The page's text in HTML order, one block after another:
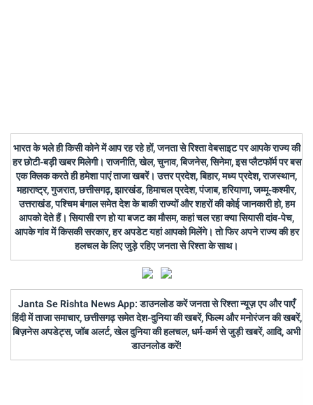
भारत के भले ही किसी कोने में आप रह रहे हों, जनता से रिश्ता वेबसाइट पर आपके राज्य की
हर छोटी-बड़ी खबर मिलेगी। राजनीति, खेल, चुनाव, बिजनेस, सिनेमा, इस प्लैटफॉर्म पर बस
एक क्लिक करते ही हमेशा पाएं ताजा खबरें। उत्तर प्रदेश, बिहार, मध्य प्रदेश, राजस्थान,
महाराष्ट्र, गुजरात, छत्तीसगढ़, झारखंड, हिमाचल प्रदेश, पंजाब, हरियाणा, जम्मू-कश्मीर,
उत्तराखंड, पश्चिम बंगाल समेत देश के बाकी राज्यों और शहरों की कोई जानकारी हो, हम
आपको देते हैं। सियासी रण हो या बजट का मौसम, कहां चल रहा क्या सियासी दांव-पेच,
आपके गांव में किसकी सरकार, हर अपडेट यहां आपको मिलेंगे। तो फिर अपने राज्य की हर
हलचल के लिए जुड़े रहिए जनता से रिश्ता के साथ।
Janta Se Rishta News App: डाउनलोड करें जनता से रिश्ता न्यूज़ एप और पाएँ
हिंदी में ताजा समाचार, छत्तीसगढ़ समेत देश-दुनिया की खबरें, फिल्म और मनोरंजन की खबरें,
बिज़नेस अपडेट्स, जॉब अलर्ट, खेल दुनिया की हलचल, धर्म-कर्म से जुड़ी खबरें, आदि, अभी
डाउनलोड करें!